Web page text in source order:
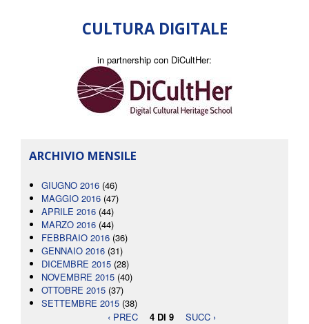
CULTURA DIGITALE
in partnership con DiCultHer:
ARCHIVIO MENSILE
GIUGNO 2016 (46)
MAGGIO 2016 (47)
APRILE 2016 (44)
MARZO 2016 (44)
FEBBRAIO 2016 (36)
GENNAIO 2016 (31)
DICEMBRE 2015 (28)
NOVEMBRE 2015 (40)
OTTOBRE 2015 (37)
SETTEMBRE 2015 (38)
‹ PREC
4 DI 9 SUCC ›